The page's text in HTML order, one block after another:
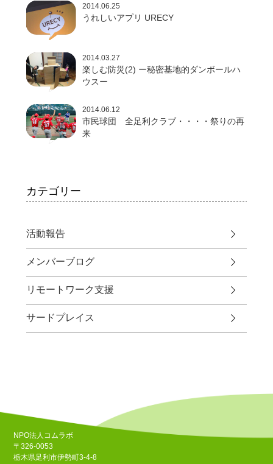
2014.06.25
うれしいアプリ URECY
2014.03.27
楽しむ防災(2) ー秘密基地的ダンボールハ
ウスー
2014.06.12
市民球団 全足利クラブ・・・・祭りの再
来
カテゴリー
活動報告
メンバーブログ
リモートワーク支援
サードプレイス
NPO法人コムラボ
〒326-0053
栃木県足利市伊勢町3-4-8